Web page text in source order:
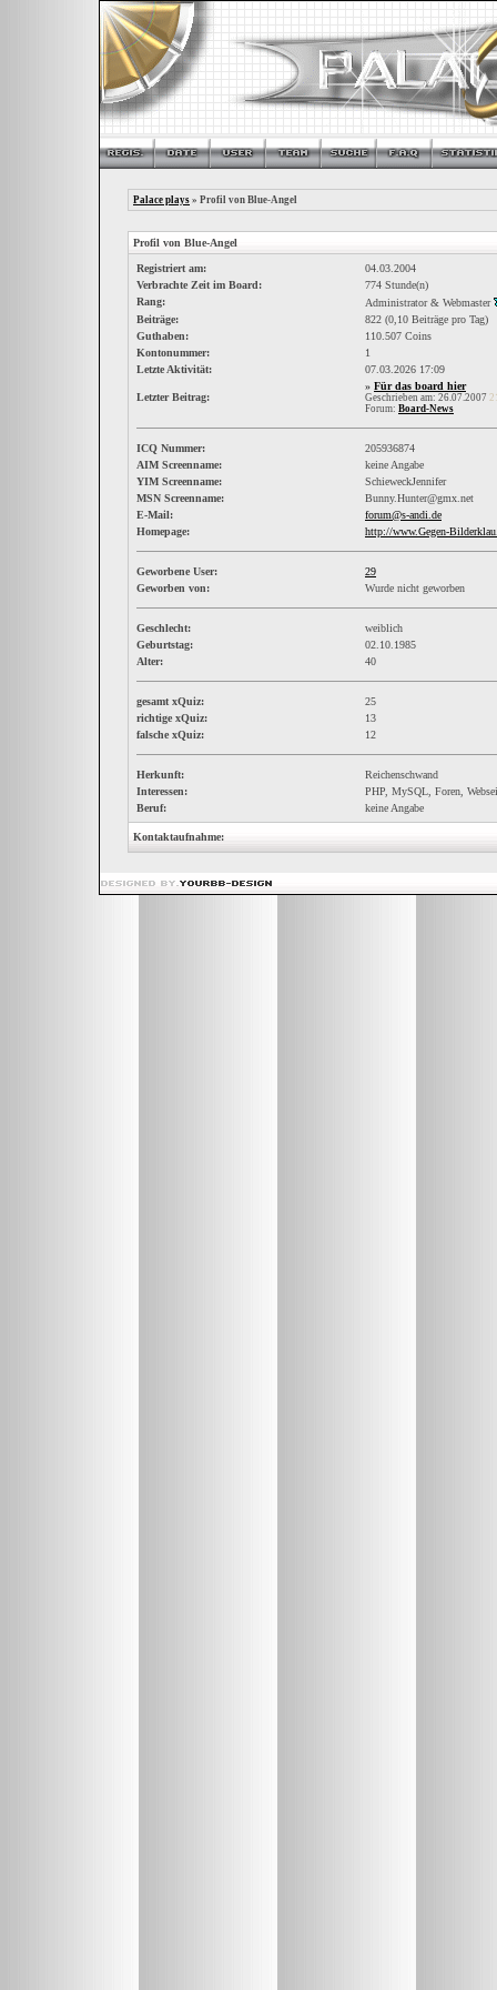
Palace plays » Profil von Blue-Angel
Profil von Blue-Angel
Registriert am:
04.03.2004
Verbrachte Zeit im Board:
774 Stunde(n)
Rang:
Administrator & Webmaster
Beiträge:
822 (0,10 Beiträge pro Tag)
Guthaben:
110.507 Coins
Kontonummer:
1
Letzte Aktivität:
07.03.2026 17:09
Letzter Beitrag:
» Für das board hier
Geschrieben am: 26.07.2007
Forum: Board-News
ICQ Nummer:
205936874
AIM Screenname:
keine Angabe
YIM Screenname:
SchieweckJennifer
MSN Screenname:
Bunny.Hunter@gmx.net
E-Mail:
forum@s-andi.de
Homepage:
http://www.Gegen-
Geworbene User:
29
Geworben von:
Wurde nicht geworben
Geschlecht:
weiblich
Geburtstag:
02.10.1985
Alter:
40
gesamt xQuiz:
25
richtige xQuiz:
13
falsche xQuiz:
12
Herkunft:
Reichenschwand
Interessen:
PHP, MySQL, Foren,
Beruf:
keine Angabe
Kontaktaufnahme: